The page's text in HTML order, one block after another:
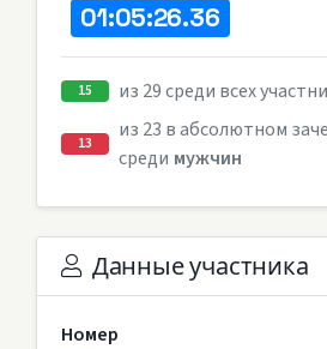
01:05:26.36
15 из 29 среди всех
13
из 23 в абсолютном
среди мужчин
Данные участника
Номер